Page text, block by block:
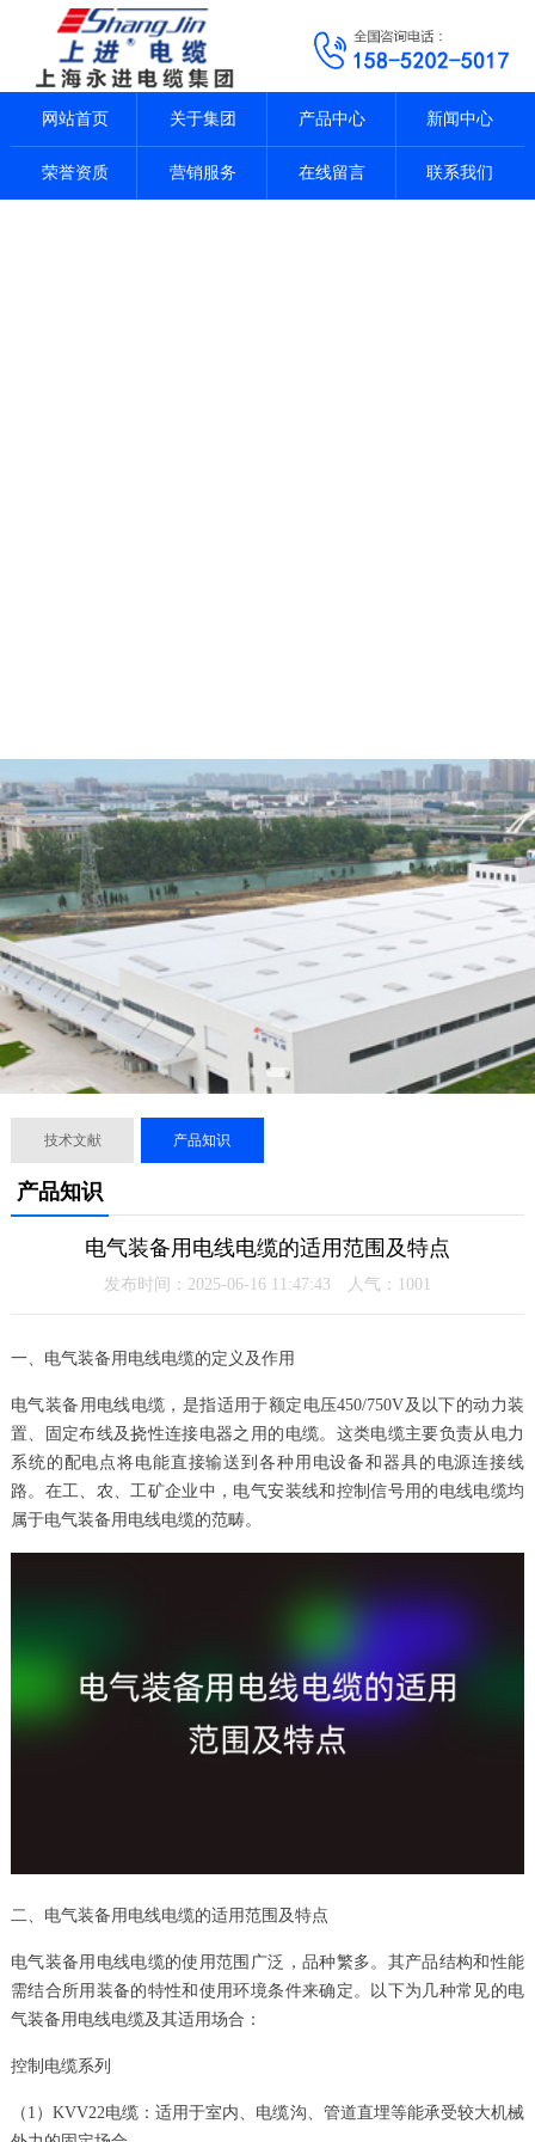
网站首页 关于集团 产品中心 新闻中心
荣誉资质 营销服务 在线留言 联系我们
技术文献 产品知识
产品知识
电气装备用电线电缆的适用范围及特点
发布时间：2025-06-16 11:47:43 人气： 1001
一、电气装备用电线电缆的定义及作用
电气装备用电线电缆，是指适用于额定电压450/750V及以下的动力装
置、固定布线及挠性连接电器之用的电缆。这类电缆主要负责从电力
系统的配电点将电能直接输送到各种用电设备和器具的电源连接线
路。在工、农、工矿企业中，电气安装线和控制信号用的电线电缆均
属于电气装备用电线电缆的范畴。
二、电气装备用电线电缆的适用范围及特点
电气装备用电线电缆的使用范围广泛，品种繁多。其产品结构和性能
需结合所用装备的特性和使用环境条件来确定。以下为几种常见的电
气装备用电线电缆及其适用场合：
控制电缆系列
（1）KVV22电缆：适用于室内、电缆沟、管道直埋等能承受较大机械